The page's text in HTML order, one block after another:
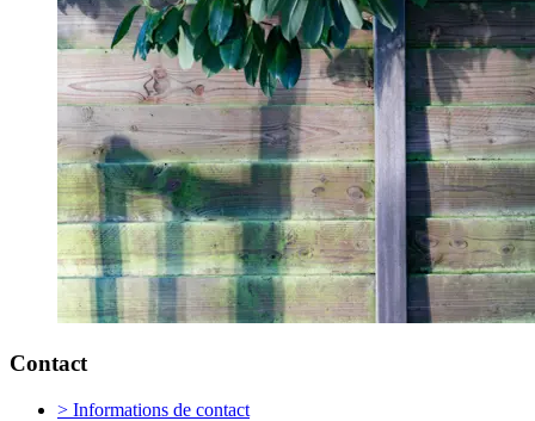
Contact
> Informations de contact